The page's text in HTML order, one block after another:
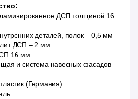
ДСП толщиной 16
деталей, полок – 0,5 мм
ДСП – 2 мм
16 мм
и система навесных фасадов –
(Германия)